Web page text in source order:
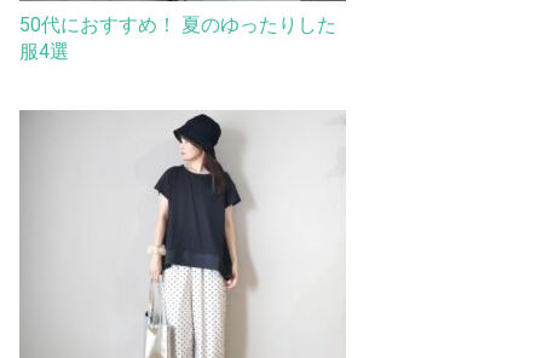
50代におすすめ！ 夏のゆったりした
服4選